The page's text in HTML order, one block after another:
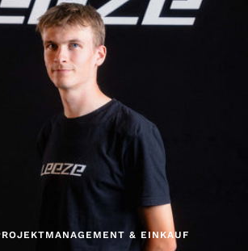
& EINKAUF